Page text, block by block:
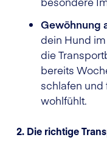
Gewöhnung
dein Hund
die
bereits
schlafen und
wohlfühlt.
2. Die richtige